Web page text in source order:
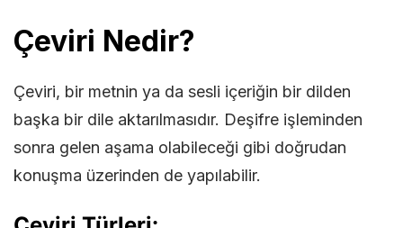
Çeviri Nedir?
Çeviri, bir metnin ya da sesli içeriğin bir dilden
başka bir dile aktarılmasıdır. Deşifre işleminden
sonra gelen aşama olabileceği gibi doğrudan
konuşma üzerinden de yapılabilir.